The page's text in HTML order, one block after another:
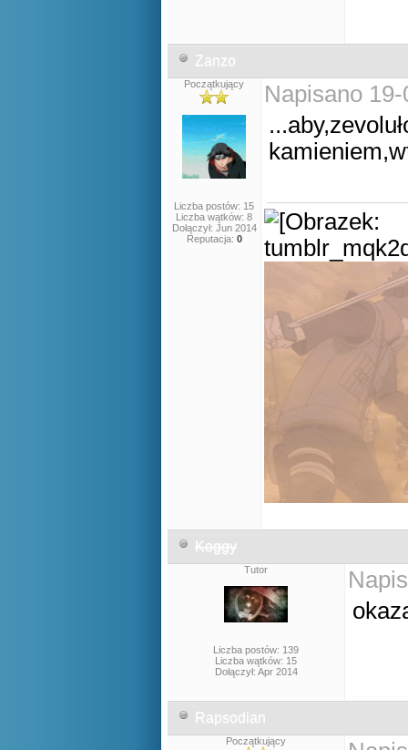
Zanzo
Początkujący
Liczba postów: 15
Liczba wątków: 8
Dołączył: Jun 2014
Reputacja: 0
Napisano
Koggy
Tutor
Liczba postów: 139
Liczba wątków: 15
Dołączył: Apr 2014
Rapsodian
Początkujący